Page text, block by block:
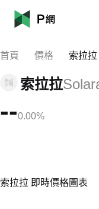
首頁 價格 索拉拉
索拉拉
--0.00%
索拉拉 即時價格圖表